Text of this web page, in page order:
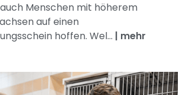
Menschen mit höherem
auf einen
hoffen. Wel... | mehr